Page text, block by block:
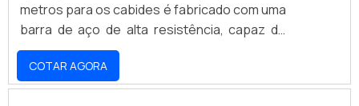
metros para os cabides é fabricado com uma
barra de aço de alta resistência, capaz de
suportar um peso aproximado de 10kg a
15kg, sem apresentar prejuízo à estrutura ou
risco de queda.O acabamento do qual a peça
COTAR AGORA